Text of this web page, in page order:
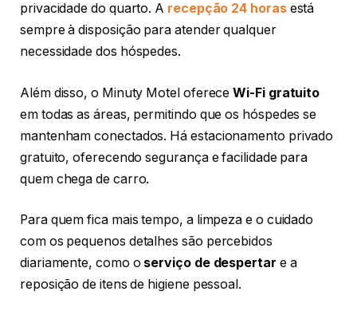
privacidade do quarto. A recepção 24 horasestá
sempre à disposição para atender qualquer
necessidade dos hóspedes.
Além disso, o Minuty Motel ofereceWi-Fi gratuito
em todas as áreas, permitindo que os hóspedes se
mantenham conectados. Há estacionamento privado
gratuito, oferecendo segurança e facilidade para
quem chega de carro.
Para quem fica mais tempo, a limpeza e o cuidado
com os pequenos detalhes são percebidos
diariamente, como o serviço de despertar e a
reposição de itens de higiene pessoal.